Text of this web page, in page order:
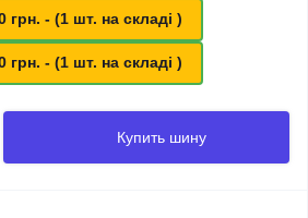
грн. - (1 шт. на складі )
грн. - (1 шт. на складі )
Купить шину